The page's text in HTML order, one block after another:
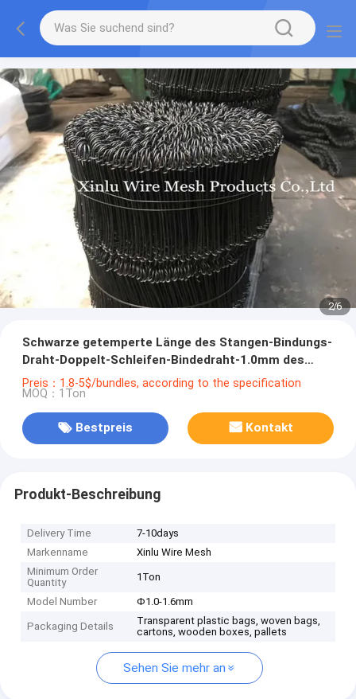
2/6
Schwarze getemperte Länge des Stangen-Bindungs-
Draht-Doppelt-Schleifen-Bindedraht-1.0mm des
Durchmesser-200mm für industrielle Verlängerungs-
Rate des Gebrauchs-20%
Preis：1.8-5$/bundles, according to the specification
MOQ：1Ton
Bestpreis Kontakt
Produkt-Beschreibung
Delivery Time
7-10days
Markenname
Xinlu Wire Mesh
Minimum Order
Quantity
1Ton
Model Number Φ1.0-1.6mm
Packaging Details
Transparent plastic bags, woven bags,
cartons, wooden boxes, pallets
Sehen Sie mehr an